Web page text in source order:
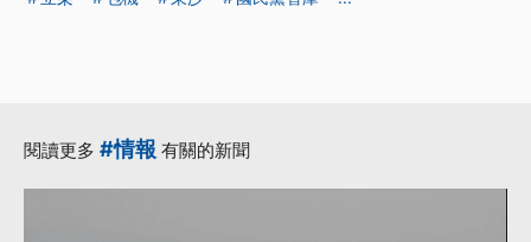
閱讀更多 #情報 有關的新聞